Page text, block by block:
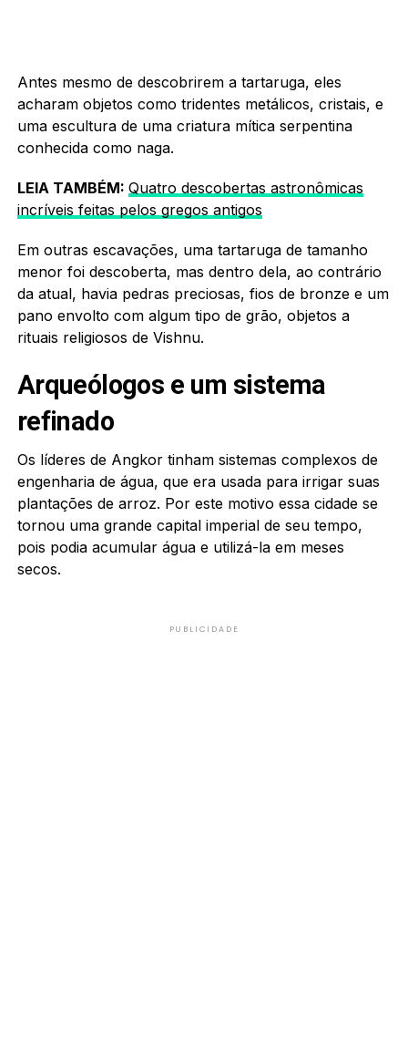
Antes mesmo de descobrirem a tartaruga, eles
acharam objetos como tridentes metálicos, cristais, e
uma escultura de uma criatura mítica serpentina
conhecida como naga.
LEIA TAMBÉM: Quatro descobertas astronômicas
incríveis feitas pelos gregos antigos
Em outras escavações, uma tartaruga de tamanho
menor foi descoberta, mas dentro dela, ao contrário
da atual, havia pedras preciosas, fios de bronze e um
pano envolto com algum tipo de grão, objetos a
rituais religiosos de Vishnu.
Arqueólogos e um sistema
refinado
Os líderes de Angkor tinham sistemas complexos de
engenharia de água, que era usada para irrigar suas
plantações de arroz. Por este motivo essa cidade se
tornou uma grande capital imperial de seu tempo,
pois podia acumular água e utilizá-la em meses
secos.
PUBLICIDADE